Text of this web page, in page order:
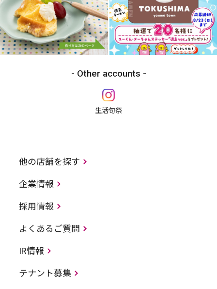
Other accounts
生活旬祭
他の店舗を探す
企業情報
採用情報
よくあるご質問
IR情報
テナント募集